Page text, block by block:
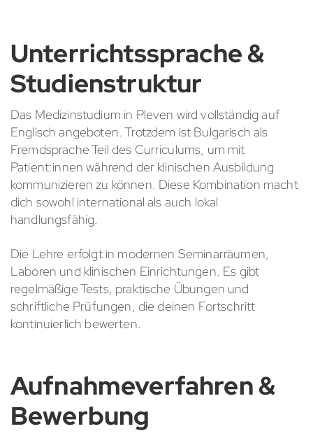
Unterrichtssprache &
Studienstruktur
Das Medizinstudium in Pleven wird vollständig auf
Englisch angeboten. Trotzdem ist Bulgarisch als
Fremdsprache Teil des Curriculums, um mit
Patient:innen während der klinischen Ausbildung
kommunizieren zu können. Diese Kombination macht
dich sowohl international als auch lokal
handlungsfähig.
Die Lehre erfolgt in modernen Seminarräumen,
Laboren und klinischen Einrichtungen. Es gibt
regelmäßige Tests, praktische Übungen und
schriftliche Prüfungen, die deinen Fortschritt
kontinuierlich bewerten.
Aufnahmeverfahren &
Bewerbung